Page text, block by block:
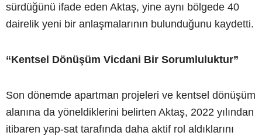
sürdüğünü ifade eden Aktaş, yine aynı bölgede 40
dairelik yeni bir anlaşmalarının bulunduğunu kaydetti.
“Kentsel Dönüşüm Vicdani Bir Sorumluluktur”
Son dönemde apartman projeleri ve kentsel dönüşüm
alanına da yöneldiklerini belirten Aktaş, 2022 yılından
itibaren yap-sat tarafında daha aktif rol aldıklarını